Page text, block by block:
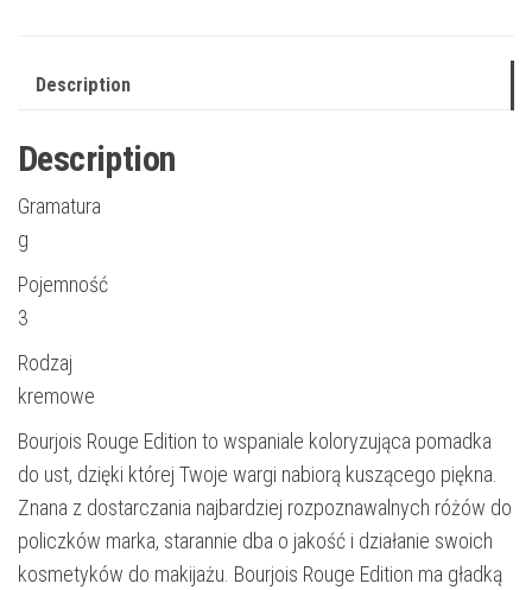
Description
Description
Gramatura
g
Pojemność
3
Rodzaj
kremowe
Bourjois Rouge Edition to wspaniale koloryzująca pomadka
do ust, dzięki której Twoje wargi nabiorą kuszącego piękna.
Znana z dostarczania najbardziej rozpoznawalnych różów do
policzków marka, starannie dba o jakość i działanie swoich
kosmetyków do makijażu. Bourjois Rouge Edition ma gładką